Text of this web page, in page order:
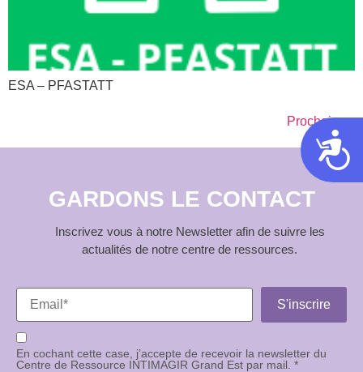
ESA – PFASTATT​
Prochain→
GARDONS LE CONTACT
Inscrivez vous à notre Newsletter afin de suivre les
actualités de notre centre de ressources.
En cochant cette case, j’accepte de recevoir la newsletter du
Centre de Ressource INTIMAGIR Grand Est par mail. *